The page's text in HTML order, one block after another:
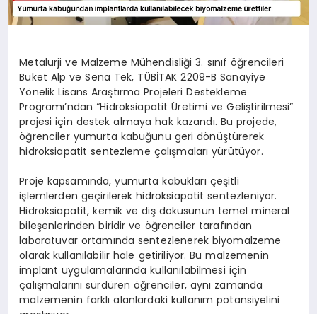
Metalurji ve Malzeme Mühendisliği 3. sınıf öğrencileri
Buket Alp ve Sena Tek, TÜBİTAK 2209-B Sanayiye
Yönelik Lisans Araştırma Projeleri Destekleme
Programı’ndan “Hidroksiapatit Üretimi ve Geliştirilmesi”
projesi için destek almaya hak kazandı. Bu projede,
öğrenciler yumurta kabuğunu geri dönüştürerek
hidroksiapatit sentezleme çalışmaları yürütüyor.
Proje kapsamında, yumurta kabukları çeşitli
işlemlerden geçirilerek hidroksiapatit sentezleniyor.
Hidroksiapatit, kemik ve diş dokusunun temel mineral
bileşenlerinden biridir ve öğrenciler tarafından
laboratuvar ortamında sentezlenerek biyomalzeme
olarak kullanılabilir hale getiriliyor. Bu malzemenin
implant uygulamalarında kullanılabilmesi için
çalışmalarını sürdüren öğrenciler, aynı zamanda
malzemenin farklı alanlardaki kullanım potansiyelini